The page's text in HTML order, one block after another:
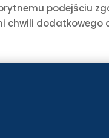
podejściu
chwili dodatkowego